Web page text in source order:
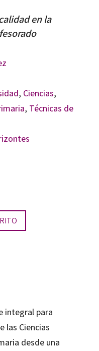
en la
, Ciencias,
, Técnicas de
integral para
las Ciencias
desde una